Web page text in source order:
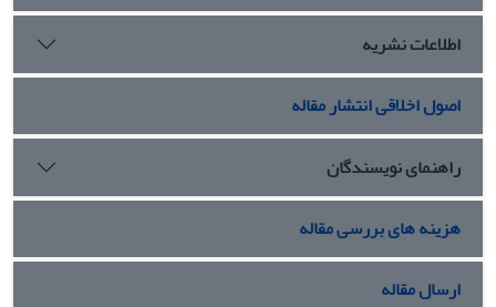
اطلاعات نشریه
اصول اخلاقی انتشار مقاله
راهنمای نویسندگان
هزینه های بررسی مقاله
ارسال مقاله